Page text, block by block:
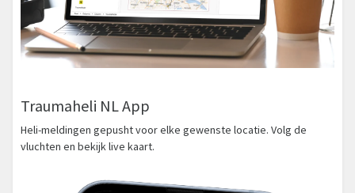
Traumaheli NL App
Heli-meldingen gepusht voor elke gewenste locatie. Volg de
vluchten en bekijk live kaart.